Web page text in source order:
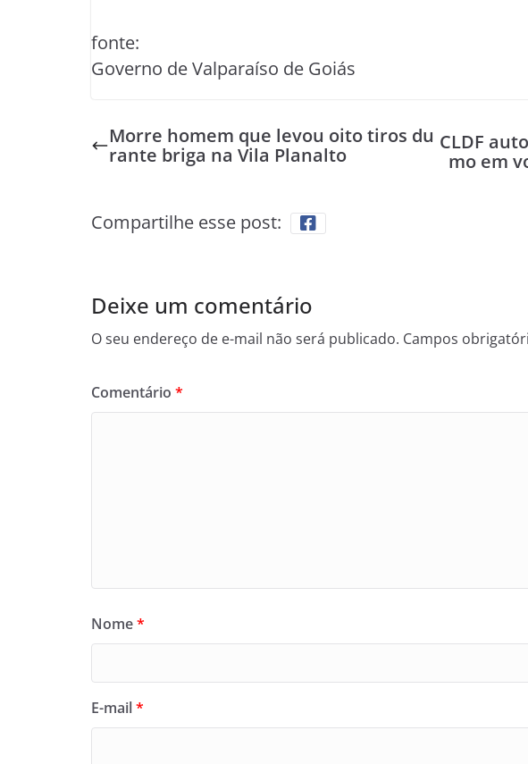
fonte:
Governo de Valparaíso de Goiás
Morre homem que levou oito tiros du
rante briga na Vila Planalto
CLDF
mo em
Compartilhe esse post:
Deixe um comentário
O seu endereço de e-mail não será publicado. Campos
Comentário *
Nome*
E-mail*